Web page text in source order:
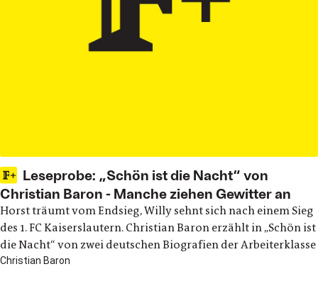
Leseprobe: „Schön ist die Nacht“ von
Christian Baron - Manche ziehen Gewitter an
Horst träumt vom Endsieg, Willy sehnt sich nach einem Sieg
des 1. FC Kaiserslautern. Christian Baron erzählt in „Schön ist
die Nacht“ von zwei deutschen Biografien der Arbeiterklasse
Christian Baron